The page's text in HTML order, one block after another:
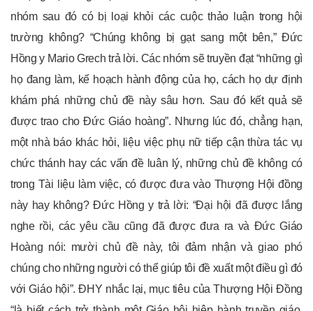
nhóm sau đó có bị loại khỏi các cuộc thảo luận trong hội
trường không? “Chúng không bị gạt sang một bên,” Đức
Hồng y Mario Grech trả lời. Các nhóm sẽ truyền đạt “những gì
họ đang làm, kế hoạch hành động của họ, cách họ dự định
khám phá những chủ đề này sâu hơn. Sau đó kết quả sẽ
được trao cho Đức Giáo hoàng”. Nhưng lúc đó, chẳng hạn,
một nhà báo khác hỏi, liệu việc phụ nữ tiếp cận thừa tác vụ
chức thánh hay các vấn đề luân lý, những chủ đề không có
trong Tài liệu làm việc, có được đưa vào Thượng Hội đồng
này hay không? Đức Hồng y trả lời: “Đại hội đã được lắng
nghe rồi, các yêu cầu cũng đã được đưa ra và Đức Giáo
Hoàng nói: mười chủ đề này, tôi đảm nhận và giao phó
chúng cho những người có thể giúp tôi đề xuất một điều gì đó
với Giáo hội”. ĐHY nhắc lại, mục tiêu của Thượng Hội Đồng